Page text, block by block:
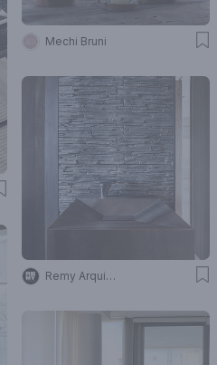
Mechi Bruni
Remy Arquitectos